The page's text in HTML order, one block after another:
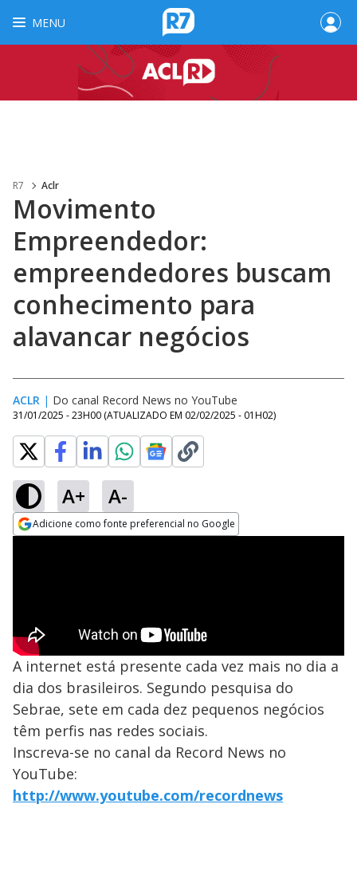
MENU
R7 Aclr
Movimento
Empreendedor:
empreendedores buscam
conhecimento para
alavancar negócios
ACLR | Do canal Record News no YouTube
31/01/2025 - 23H00 (ATUALIZADO EM 02/02/2025 - 01H02)
A+ A-
Adicione como fonte preferencial no Google
A internet está presente cada vez mais no dia a
dia dos brasileiros. Segundo pesquisa do
Sebrae, sete em cada dez pequenos negócios
têm perfis nas redes sociais.
Inscreva-se no canal da Record News no
YouTube:
http://www.youtube.com/recordnews